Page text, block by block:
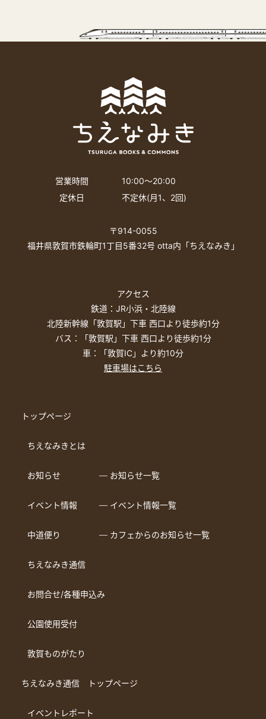
営業時間
10:00〜20:00
定休日
不定休(月1、2回)
〒914-0055
福井県敦賀市鉄輪町1丁目5番32号 otta内「ちえなみき」
アクセス
鉄道：JR小浜・北陸線
北陸新幹線「敦賀駅」下車 西口より徒歩約1分
バス：「敦賀駅」下車 西口より徒歩約1分
車：「敦賀IC」より約10分
駐車場はこちら
トップページ
ちえなみきとは
お知らせ ― お知らせ一覧
イベント情報 ― イベント情報一覧
中道便り ― カフェからのお知らせ一覧
ちえなみき通信
お問合せ/各種申込み
公園使用受付
敦賀ものがたり
ちえなみき通信 トップページ
イベントレポート